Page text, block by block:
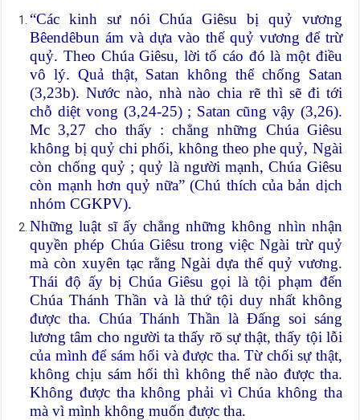
“Các kinh sư nói Chúa Giêsu bị quỷ vương
Bêendêbun ám và dựa vào thế quỷ vương để trừ
quỷ. Theo Chúa Giêsu, lời tố cáo đó là một điều
vô lý. Quả thật, Satan không thể chống Satan
(3,23b). Nước nào, nhà nào chia rẽ thì sẽ đi tới
chỗ diệt vong (3,24-25) ; Satan cũng vậy (3,26).
Mc 3,27 cho thấy : chẳng những Chúa Giêsu
không bị quỷ chi phối, không theo phe quỷ, Ngài
còn chống quỷ ; quỷ là người mạnh, Chúa Giêsu
còn mạnh hơn quỷ nữa” (Chú thích của bản dịch
nhóm CGKPV).
Những luật sĩ ấy chẳng những không nhìn nhận
quyền phép Chúa Giêsu trong việc Ngài trừ quỷ
mà còn xuyên tạc rằng Ngài dựa thế quỷ vương.
Thái độ ấy bị Chúa Giêsu gọi là tội phạm đến
Chúa Thánh Thần và là thứ tội duy nhất không
được tha. Chúa Thánh Thần là Đấng soi sáng
lương tâm cho người ta thấy rõ sự thật, thấy tội lỗi
của mình để sám hối và được tha. Từ chối sự thật,
không chịu sám hối thì không thể nào được tha.
Không được tha không phải vì Chúa không tha
mà vì mình không muốn được tha.